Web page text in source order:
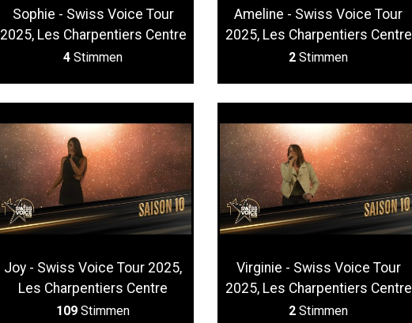
Sophie - Swiss Voice Tour
2025, Les Charpentiers Centre
4 Stimmen
Ameline - Swiss Voice Tour
2025, Les Charpentiers Centre
2 Stimmen
Joy - Swiss Voice Tour 2025,
Les Charpentiers Centre
109 Stimmen
Virginie - Swiss Voice Tour
2025, Les Charpentiers Centre
2 Stimmen